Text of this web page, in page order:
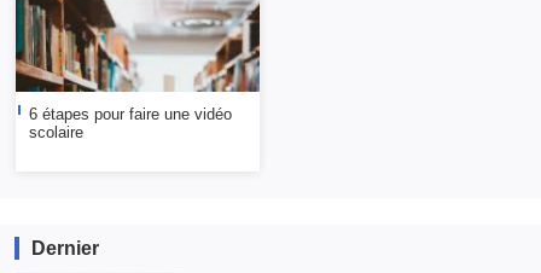
6 étapes pour faire une vidéo
scolaire
Dernier